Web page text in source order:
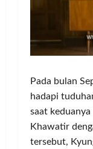
Pada bulan
hadapi
saat
Khawatir
tersebut,